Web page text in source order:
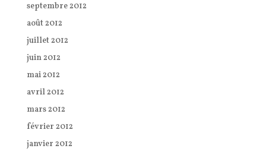
septembre 2012
août 2012
juillet 2012
juin 2012
mai 2012
avril 2012
mars 2012
février 2012
janvier 2012